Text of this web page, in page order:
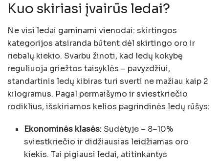
Kuo skiriasi įvairūs ledai?
Ne visi ledai gaminami vienodai: skirtingos
kategorijos atsiranda būtent dėl skirtingo oro ir
riebalų kiekio. Svarbu žinoti, kad ledų kokybę
reguliuoja griežtos taisyklės – pavyzdžiui,
standartinis ledų kibiras turi sverti ne mažiau kaip 2
kilogramus. Pagal permaišymo ir sviestkriečio
rodiklius, išskiriamos kelios pagrindinės ledų rūšys:
Ekonominės klasės: Sudėtyje – 8–10%
sviestkriečio ir didžiausias leidžiamas oro
kiekis. Tai pigiausi ledai, atitinkantys